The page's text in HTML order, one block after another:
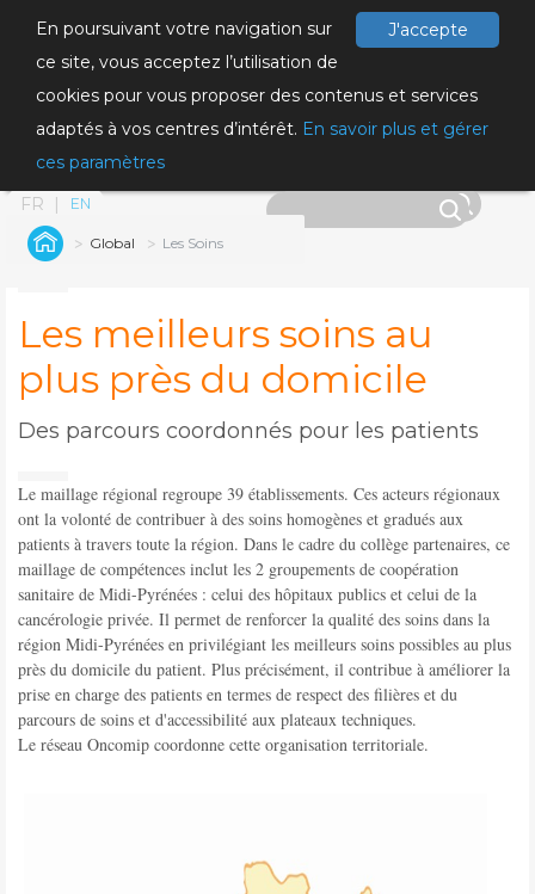
J'accepte
En poursuivant votre navigation sur
ce site, vous acceptez l’utilisation de
cookies pour vous proposer des contenus et services
adaptés à vos centres d’intérêt. En savoir plus et gérer
ces paramètres
FR
EN
Global Les Soins
Les meilleurs soins au
plus près du domicile
Des parcours coordonnés pour les patients
Le maillage régional regroupe 39 établissements. Ces acteurs régionaux
ont la volonté de contribuer à des soins homogènes et gradués aux
patients à travers toute la région. Dans le cadre du collège partenaires, ce
maillage de compétences inclut les 2 groupements de coopération
sanitaire de Midi-Pyrénées : celui des hôpitaux publics et celui de la
cancérologie privée. Il permet de renforcer la qualité des soins dans la
région Midi-Pyrénées en privilégiant les meilleurs soins possibles au plus
près du domicile du patient. Plus précisément, il contribue à améliorer la
prise en charge des patients en termes de respect des filières et du
parcours de soins et d'accessibilité aux plateaux techniques.
Le réseau Oncomip coordonne cette organisation territoriale.